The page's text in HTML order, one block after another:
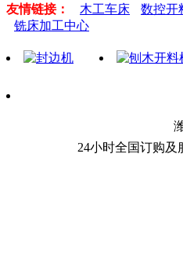
友情链接：
木工车床 数控开
铣床加工中心
24小时全国订购及